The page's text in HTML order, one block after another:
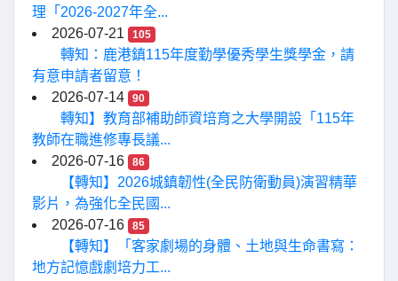
理「2026-2027年全...
2026-07-21
105
轉知：鹿港鎮115年度勤學優秀學生獎學金，請
有意申請者留意！
2026-07-14
90
轉知】教育部補助師資培育之大學開設「115年
教師在職進修專長議...
2026-07-16
86
【轉知】2026城鎮韌性(全民防衛動員)演習精華
影片，為強化全民國...
2026-07-16
85
【轉知】「客家劇場的身體、土地與生命書寫：
地方記憶戲劇培力工...